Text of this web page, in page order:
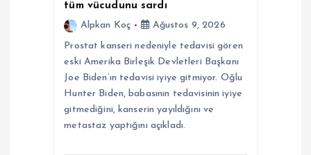
tüm vücudunu sardı
Alpkan Koç
Ağustos 9, 2026
Prostat kanseri nedeniyle tedavisi gören
eski Amerika Birleşik Devletleri Başkanı
Joe Biden’ın tedavisi iyiye gitmiyor. Oğlu
Hunter Biden, babasının tedavisinin iyiye
gitmediğini, kanserin yayıldığını ve
metastaz yaptığını açıkladı.